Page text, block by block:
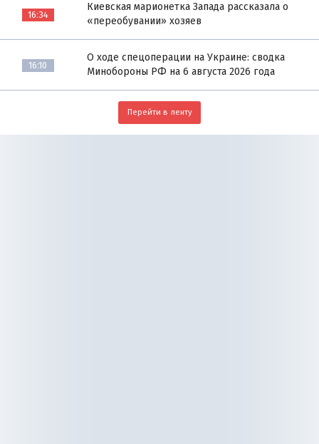
16:34
Киевская марионетка Запада рассказала о
«переобувании» хозяев
16:10
О ходе спецоперации на Украине: сводка
Минобороны РФ на 6 августа 2026 года
Перейти в ленту